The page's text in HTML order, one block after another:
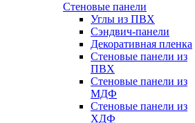
Стеновые панели
Углы из ПВХ
Сэндвич-панели
Декоративная пленка
Стеновые панели из
ПВХ
Стеновые панели из
МДФ
Стеновые панели из
ХДФ